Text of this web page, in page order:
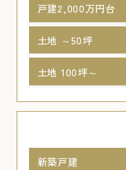
戸建2,000万円台
土地 ～50坪
土地 100坪～
新築戸建